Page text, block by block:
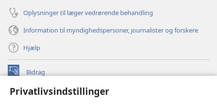
Privatlivsindstillinger
Oplysninger til læger vedrørende behandling
Information til myndighedspersoner, journalister og forskere
Hjælp
Bidrag
(åbner
vindue)Watchtower ONLINE LIBRARY™